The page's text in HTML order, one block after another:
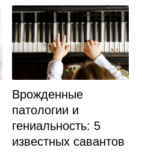
Врожденные
патологии и
гениальность: 5
известных савантов